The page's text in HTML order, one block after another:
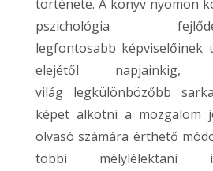
története. A könyv nyomon
pszichológia
legfontosabb képviselőinek
elejétől
világ legkülönbözőbb
képet alkotni a mozgalom
olvasó számára érthető
többi mélylélektani